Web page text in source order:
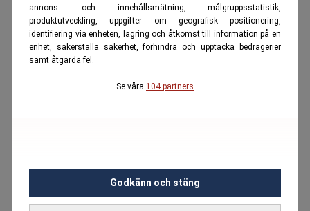
annons- och innehållsmätning, målgruppsstatistik,
produktutveckling, uppgifter om geografisk positionering,
identifiering via enheten, lagring och åtkomst till information på en
enhet, säkerställa säkerhet, förhindra och upptäcka bedrägerier
samt åtgärda fel.
Se våra 104 partners
Godkänn och stäng